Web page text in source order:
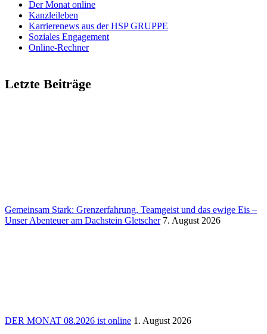
Der Monat online
Kanz­lei­leben
Karrie­renews aus der HSP GRUPPE
Soziales Enga­ge­ment
Online-Rechner
Letzte Beiträge
Gemeinsam Stark: Grenz­erfah­rung, Team­geist und das ewige Eis –
Unser Aben­teuer am Dach­stein Glet­scher 7. August 2026
DER MONAT 08.2026 ist online 1. August 2026